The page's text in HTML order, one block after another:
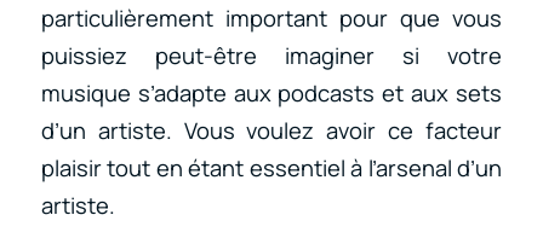
particulièrement important pour que vous
puissiez peut-être imaginer si votre
musique s’adapte aux podcasts et aux sets
d’un artiste. Vous voulez avoir ce facteur
plaisir tout en étant essentiel à l’arsenal d’un
artiste.